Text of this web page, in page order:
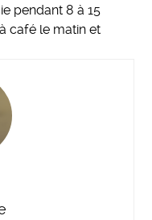
pendant 8 à 15
café le matin et